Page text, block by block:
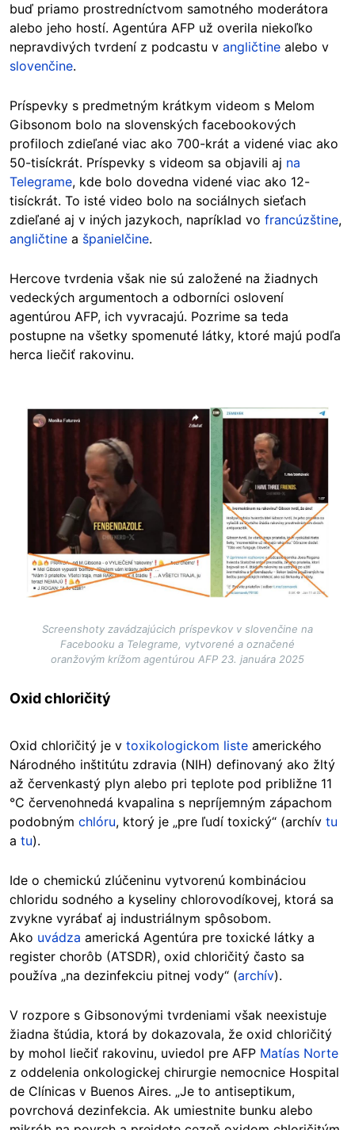
buď priamo prostredníctvom samotného moderátora
alebo jeho hostí. Agentúra AFP už overila niekoľko
nepravdivých tvrdení z podcastu v angličtine alebo v
slovenčine.
Príspevky s predmetným krátkym videom s Melom
Gibsonom bolo na slovenských facebookových
profiloch zdieľané viac ako 700-krát a videné viac ako
50-tisíckrát. Príspevky s videom sa objavili aj na
Telegrame, kde bolo dovedna videné viac ako 12-
tisíckrát. To isté video bolo na sociálnych sieťach
zdieľané aj v iných jazykoch, napríklad vo francúzštine,
angličtine a španielčine.
Hercove tvrdenia však nie sú založené na žiadnych
vedeckých argumentoch a odborníci oslovení
agentúrou AFP, ich vyvracajú. Pozrime sa teda
postupne na všetky spomenuté látky, ktoré majú podľa
herca liečiť rakovinu.
Image
Screenshoty zavádzajúcich príspevkov v slovenčine na
Facebooku a Telegrame, vytvorené a označené
oranžovým krížom agentúrou AFP 23. januára 2025
Oxid chloričitý
Oxid chloričitý je v toxikologickom liste amerického
Národného inštitútu zdravia (NIH) definovaný ako žltý
až červenkastý plyn alebo pri teplote pod približne 11
°C červenohnedá kvapalina s nepríjemným zápachom
podobným chlóru, ktorý je „pre ľudí toxický“ (archív tu
a tu).
Ide o chemickú zlúčeninu vytvorenú kombináciou
chloridu sodného a kyseliny chlorovodíkovej, ktorá sa
zvykne vyrábať aj industriálnym spôsobom.
Ako uvádza americká Agentúra pre toxické látky a
register chorôb (ATSDR), oxid chloričitý často sa
používa „na dezinfekciu pitnej vody“ (archív).
V rozpore s Gibsonovými tvrdeniami však neexistuje
žiadna štúdia, ktorá by dokazovala, že oxid chloričitý
by mohol liečiť rakovinu, uviedol pre AFP Matías Norte
z oddelenia onkologickej chirurgie nemocnice Hospital
de Clínicas v Buenos Aires. „Je to antiseptikum,
povrchová dezinfekcia. Ak umiestnite bunku alebo